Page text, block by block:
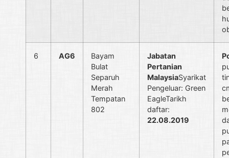
6 AG6
Bayam
Bulat
Separuh
Merah
Tempatan
802
Jabatan
Pertanian
MalaysiaSyarikat
Pengeluar: Green
EagleTarikh
daftar:
22.08.2019